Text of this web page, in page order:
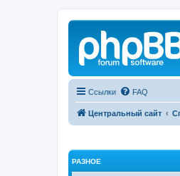
Ссылки FAQ
Центральный сайт
РАЗНОЕ